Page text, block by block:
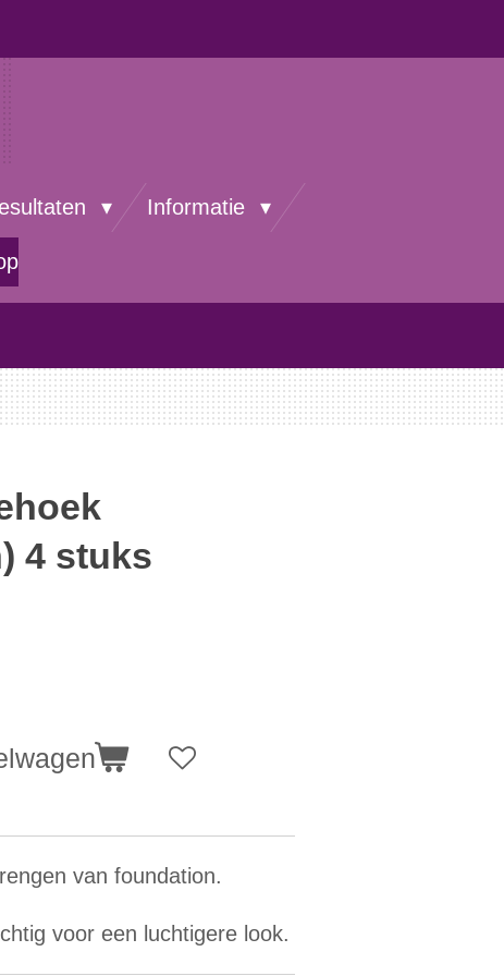
Informatie
4 stuks
van foundation.
voor een luchtigere look.